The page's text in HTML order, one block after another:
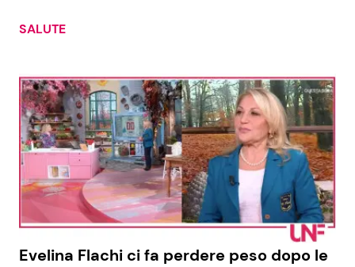
Moda e Style
Mondo Mamma
News benessere
Salute
Viaggi e Turismo
Festività
Le Ricette in TV
Primi Piatti
Ricette Facili e Veloci
Ricette Feste
Ricette per Bambini
SALUTE
Evelina Flachi ci fa perdere peso dopo le